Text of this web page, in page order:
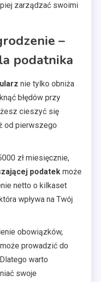
zarządzać swoimi
–
podatnika
nie tylko obniża
błędów przy
cieszyć się
od pierwszego
zł miesięcznie,
podatek może
netto o kilkaset
wpływa na Twój
obowiązków,
prowadzić do
warto
swoje